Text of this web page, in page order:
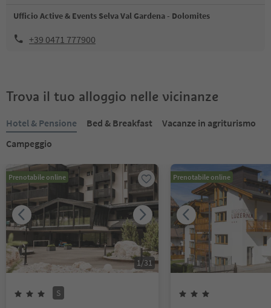
Ufficio Active & Events Selva Val Gardena - Dolomites
+39 0471 777900
Trova il tuo alloggio nelle vicinanze
Hotel & Pensione Bed & Breakfast
Vacanze in agriturismo
Campeggio
Prenotabile online
1/31
S
Prenotabile online